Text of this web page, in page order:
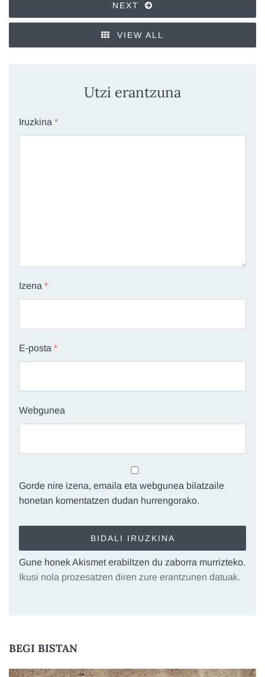
NEXT
VIEW ALL
Utzi erantzuna
Iruzkina *
Izena *
E-posta *
Webgunea
Gorde nire izena, emaila eta webgunea bilatzaile
honetan komentatzen dudan hurrengorako.
Gune honek Akismet erabiltzen du zaborra murrizteko.
Ikusi nola prozesatzen diren zure erantzunen datuak.
BEGI BISTAN